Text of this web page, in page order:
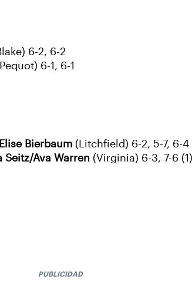
6-2, 6-2
6-1, 6-1
Bierbaum (Litchfield) 6-2, 5-7, 6-4
Seitz/Ava Warren (Virginia) 6-3, 7-6 (1)
PUBLICIDAD